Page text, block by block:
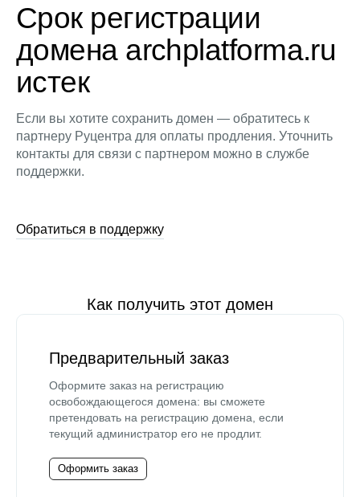
Срок регистрации
домена archplatforma.ru
истек
Если вы хотите сохранить домен — обратитесь к
партнеру Руцентра для оплаты продления. Уточнить
контакты для связи с партнером можно в службе
поддержки.
Обратиться в поддержку
Как получить этот домен
Предварительный заказ
Оформите заказ на регистрацию
освобождающегося домена: вы сможете
претендовать на регистрацию домена, если
текущий администратор его не продлит.
Оформить заказ